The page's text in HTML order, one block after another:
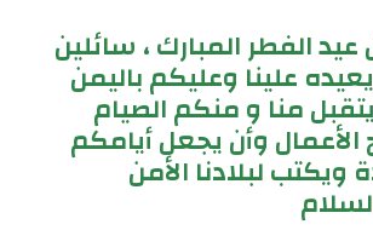
الفطر المبارك ، سائلين
علينا وعليكم باليمن
منا و منكم الصيام
الأعمال وأن يجعل أيامكم
لبلادنا الأمن